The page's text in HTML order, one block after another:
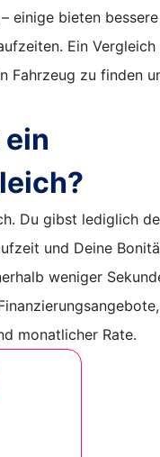
einige bieten bessere
Ein Vergleich
Fahrzeug zu finden
Du gibst lediglich
und Deine
weniger
monatlicher Rate.